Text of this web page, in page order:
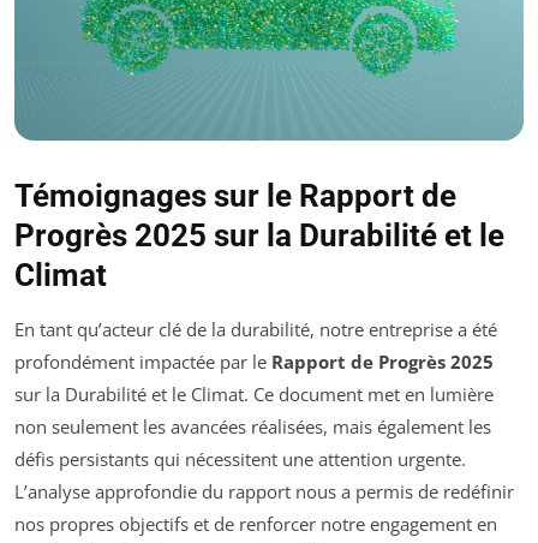
Témoignages sur le Rapport de
Progrès 2025 sur la Durabilité et le
Climat
En tant qu’acteur clé de la durabilité, notre entreprise a été
profondément impactée par le Rapport de Progrès 2025
sur la Durabilité et le Climat. Ce document met en lumière
non seulement les avancées réalisées, mais également les
défis persistants qui nécessitent une attention urgente.
L’analyse approfondie du rapport nous a permis de redéfinir
nos propres objectifs et de renforcer notre engagement en